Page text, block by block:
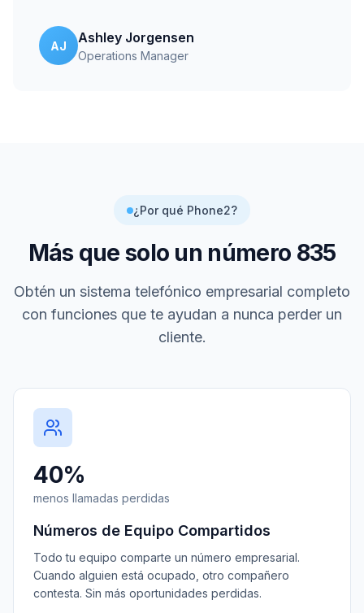
AJ
Ashley Jorgensen
Operations Manager
¿Por qué Phone2?
Más que solo un número 835
Obtén un sistema telefónico empresarial completo
con funciones que te ayudan a nunca perder un
cliente.
40%
menos llamadas perdidas
Números de Equipo Compartidos
Todo tu equipo comparte un número empresarial.
Cuando alguien está ocupado, otro compañero
contesta. Sin más oportunidades perdidas.